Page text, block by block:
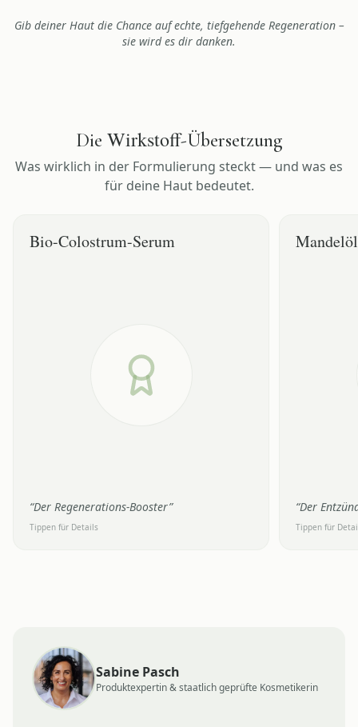
Gib deiner Haut die Chance auf echte, tiefgehende Regeneration –
sie wird es dir danken.
Die Wirkstoff-Übersetzung
Was wirklich in der Formulierung steckt — und was es
für deine Haut bedeutet.
Bio-Colostrum-Serum
“Der Regenerations-Booster”
Tippen für Details
Mandelöl
“Der
Tippen für
Sabine Pasch
Produktexpertin & staatlich geprüfte Kosmetikerin